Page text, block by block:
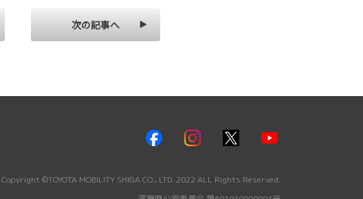
次の記事へ
Copyright ©TOYOTA MOBILITY SHIGA CO., LTD. 2022 ALL Rights Reserved.